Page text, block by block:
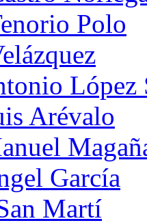
Polo
López
Arévalo
García
Martí